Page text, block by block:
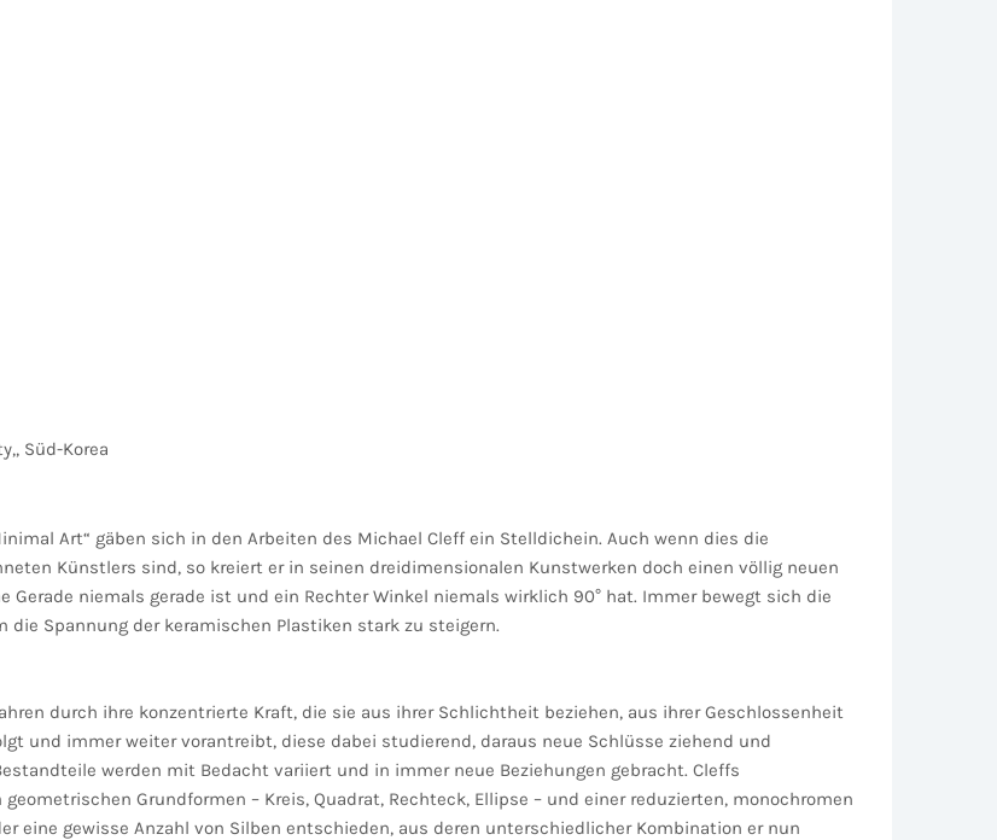
Süd-Korea
Art“ gäben sich in den Arbeiten des Michael Cleff ein Stelldichein. Auch wenn dies die
Künstlers sind, so kreiert er in seinen dreidimensionalen Kunstwerken doch einen völlig neuen
niemals gerade ist und ein Rechter Winkel niemals wirklich 90° hat. Immer bewegt sich die
Spannung der keramischen Plastiken stark zu steigern.
durch ihre konzentrierte Kraft, die sie aus ihrer Schlichtheit beziehen, aus ihrer Geschlossenheit
und immer weiter vorantreibt, diese dabei studierend, daraus neue Schlüsse ziehend und
werden mit Bedacht variiert und in immer neue Beziehungen gebracht. Cleffs
Grundformen – Kreis, Quadrat, Rechteck, Ellipse – und einer reduzierten, monochromen
eine gewisse Anzahl von Silben entschieden, aus deren unterschiedlicher Kombination er nun